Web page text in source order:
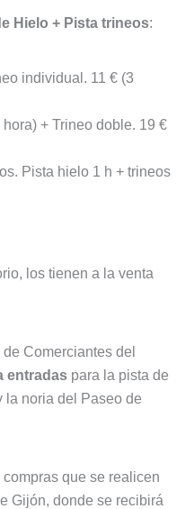
Hielo + Pista trineos:
individual. 11 € (3
+ Trineo doble. 19 €
Pista hielo 1 h + trineos
los tienen a la venta
Comerciantes del
entradaspara la pista de
la noria del Paseo de
que se realicen
Gijón, donde se recibirá